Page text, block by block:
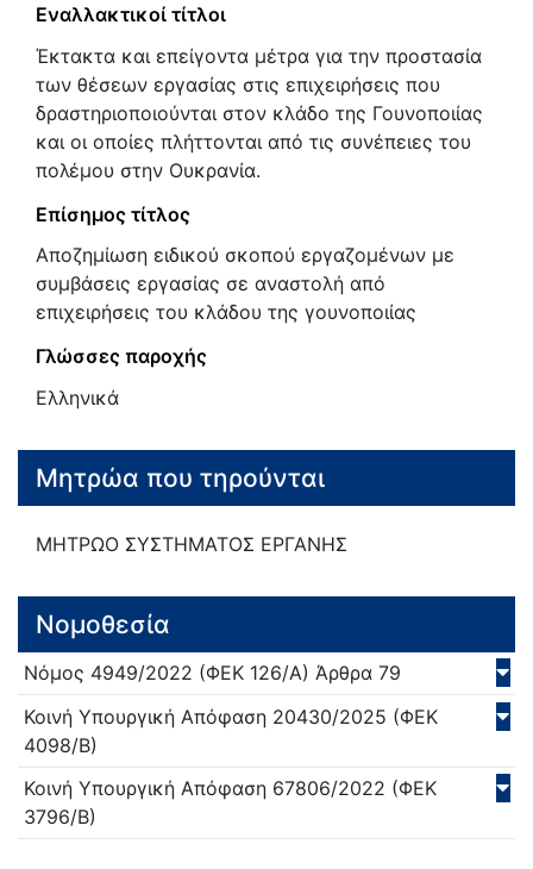
Εναλλακτικοί τίτλοι
Έκτακτα και επείγοντα μέτρα για την προστασία
των θέσεων εργασίας στις επιχειρήσεις που
δραστηριοποιούνται στον κλάδο της Γουνοποιίας
και οι οποίες πλήττονται από τις συνέπειες του
πολέμου στην Ουκρανία.
Επίσημος τίτλος
Αποζημίωση ειδικού σκοπού εργαζομένων με
συμβάσεις εργασίας σε αναστολή από
επιχειρήσεις του κλάδου της γουνοποιίας
Γλώσσες παροχής
Ελληνικά
Μητρώα που τηρούνται
ΜΗΤΡΩΟ ΣΥΣΤΗΜΑΤΟΣ ΕΡΓΑΝΗΣ
Νομοθεσία
Νόμος 4949/2022 (ΦΕΚ 126/Α) Άρθρα 79
Κοινή Υπουργική Απόφαση 20430/2025 (ΦΕΚ
4098/Β)
Κοινή Υπουργική Απόφαση 67806/2022 (ΦΕΚ
3796/Β)